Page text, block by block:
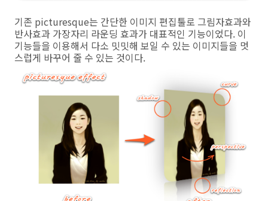
기존 picturesque는 간단한 이미지 편집툴로 그림자효과와
반사효과 가장자리 라운딩 효과가 대표적인 기능이었다. 이
기능들을 이용해서 다소 밋밋해 보일 수 있는 이미지들을 멋
스럽게 바꾸어 줄 수 있는 것이다.